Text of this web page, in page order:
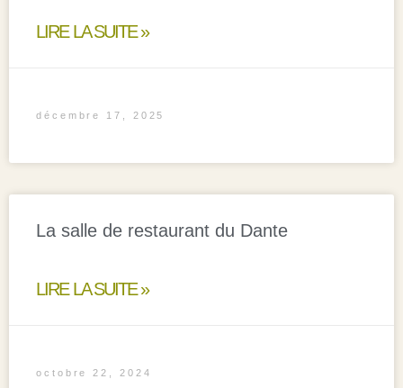
LIRE LA SUITE »
décembre 17, 2025
La salle de restaurant du Dante
LIRE LA SUITE »
octobre 22, 2024